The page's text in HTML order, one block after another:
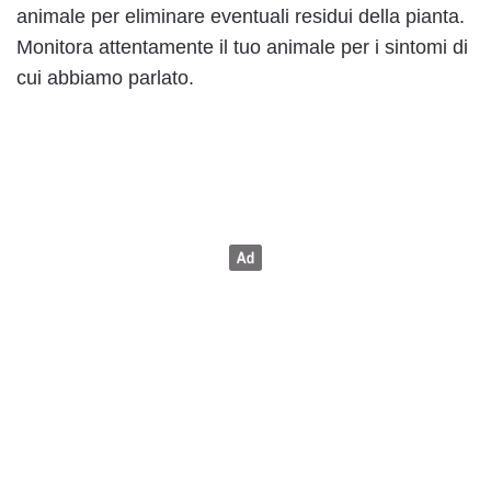
animale per eliminare eventuali residui della pianta.
Monitora attentamente il tuo animale per i sintomi di
cui abbiamo parlato.